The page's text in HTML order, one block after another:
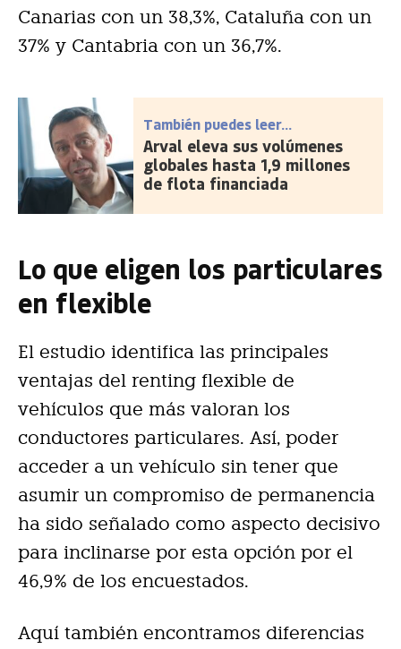
Canarias con un 38,3%, Cataluña con un
37% y Cantabria con un 36,7%.
También puedes leer...
Arval eleva sus volúmenes
globales hasta 1,9 millones
de flota financiada
Lo que eligen los particulares
en flexible
El estudio identifica las principales
ventajas del renting flexible de
vehículos que más valoran los
conductores particulares. Así, poder
acceder a un vehículo sin tener que
asumir un compromiso de permanencia
ha sido señalado como aspecto decisivo
para inclinarse por esta opción por el
46,9% de los encuestados.
Aquí también encontramos diferencias